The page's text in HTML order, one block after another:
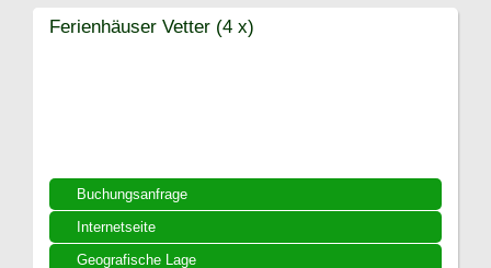
Buchungsanfrage
Internetseite
Geografische Lage
Ferienhäuser Vetter (4 x)